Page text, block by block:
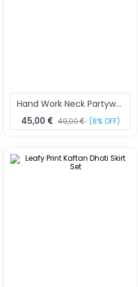
Hand Work Neck Partywear Kaftan Pant Set
45,00
49,00 (8% OFF)